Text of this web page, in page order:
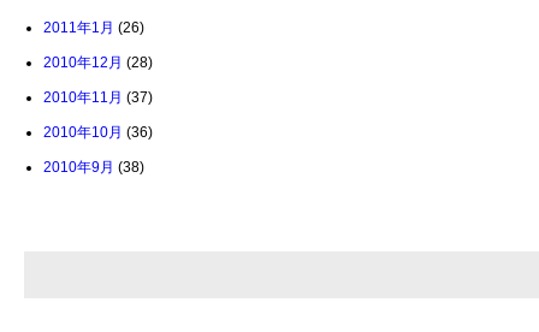
2011年1月 (26)
2010年12月 (28)
2010年11月 (37)
2010年10月 (36)
2010年9月 (38)